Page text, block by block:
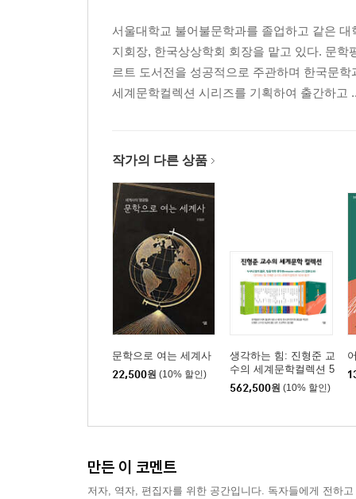
서울대학교 불어불문학과를 졸업하고 같은
지회장, 한국상상학회 회장을 맡고 있다. 문
르트 도서전을 성공적으로 주관하며 한국문
세계문학컬렉션 시리즈를 기획하여 출간하고
작가의 다른 상품
문학으로 여는 세계사
22,500원 (10% 할인)
생각하는 힘: 진형준 교
수의 세계문학컬렉션 5
1~100 세트
562,500원 (10% 할인)
만든 이 코멘트
저자, 역자, 편집자를 위한 공간입니다. 독자들에게 전하